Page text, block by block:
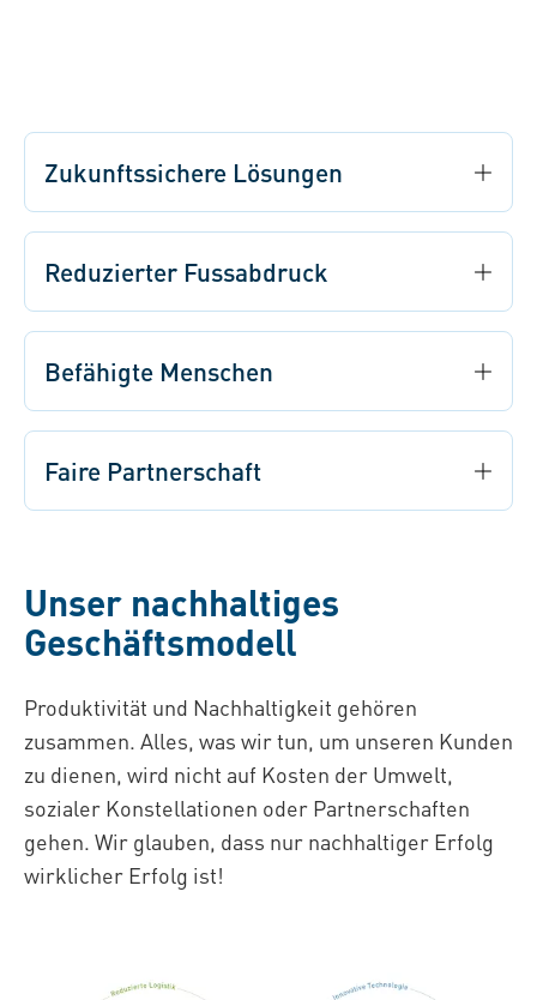
Zukunftssichere Lösungen
Reduzierter Fussabdruck
Befähigte Menschen
Faire Partnerschaft
Unser nachhaltiges
Geschäftsmodell
Produktivität und Nachhaltigkeit gehören
zusammen. Alles, was wir tun, um unseren Kunden
zu dienen, wird nicht auf Kosten der Umwelt,
sozialer Konstellationen oder Partnerschaften
gehen. Wir glauben, dass nur nachhaltiger Erfolg
wirklicher Erfolg ist!